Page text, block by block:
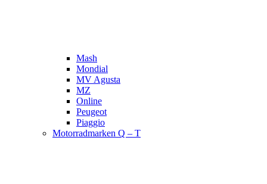
Mash
Mondial
MV Agusta
MZ
Online
Peugeot
Piaggio
Motorradmarken Q – T